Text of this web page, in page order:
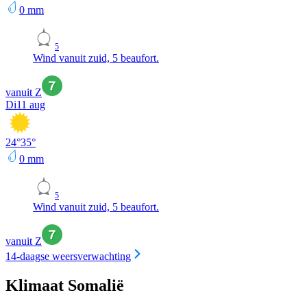
0 mm
5
Wind vanuit zuid, 5 beaufort.
vanuit Z
Di11 aug
24°35°
0 mm
5
Wind vanuit zuid, 5 beaufort.
vanuit Z
14-daagse weersverwachting
Klimaat Somalië